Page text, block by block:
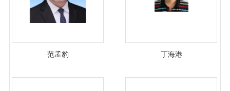
范孟豹 丁海港